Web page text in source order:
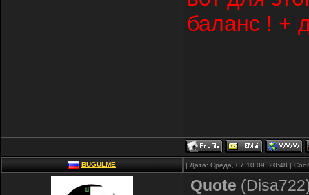
баланс ! +
BUGULME | Дата: Среда, 07.10.09, 20:48 |
Quote (Disa722